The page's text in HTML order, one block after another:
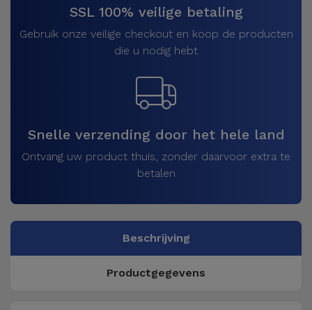
SSL 100% veilige betaling
Gebruik onze veilige checkout en koop de producten
die u nodig hebt
Snelle verzending door het hele land
Ontvang uw product thuis, zonder daarvoor extra te
betalen
Beschrijving
Productgegevens